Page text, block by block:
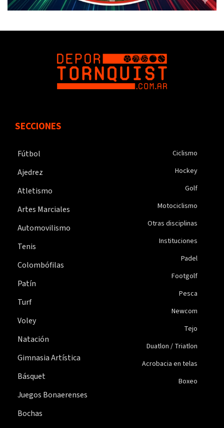
SECCIONES
Fútbol
Ajedrez
Atletismo
Artes Marciales
Automovilismo
Tenis
Colombófilas
Patín
Turf
Voley
Natación
Gimnasia Artística
Básquet
Juegos Bonaerenses
Bochas
Ciclismo
Hockey
Golf
Motociclismo
Otras disciplinas
Instituciones
Padel
Footgolf
Pesca
Newcom
Tejo
Duatlon / Triatlon
Acrobacia en telas
Boxeo